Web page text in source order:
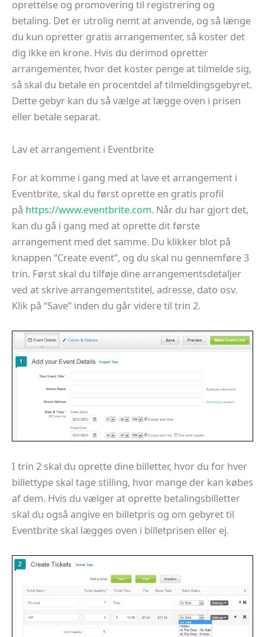
oprettelse og promovering til registrering og
betaling. Det er utrolig nemt at anvende, og så længe
du kun opretter gratis arrangementer, så koster det
dig ikke en krone. Hvis du derimod opretter
arrangementer, hvor det koster penge at tilmelde sig,
så skal du betale en procentdel af tilmeldingsgebyret.
Dette gebyr kan du så vælge at lægge oven i prisen
eller betale separat.
Lav et arrangement i Eventbrite
For at komme i gang med at lave et arrangement i
Eventbrite, skal du først oprette en gratis profil
på https://www.eventbrite.com. Når du har gjort det,
kan du gå i gang med at oprette dit første
arrangement med det samme. Du klikker blot på
knappen “Create event”, og du skal nu gennemføre 3
trin. Først skal du tilføje dine arrangementsdetaljer
ved at skrive arrangementstitel, adresse, dato osv.
Klik på “Save” inden du går videre til trin 2.
I trin 2 skal du oprette dine billetter, hvor du for hver
billettype skal tage stilling, hvor mange der kan købes
af dem. Hvis du vælger at oprette betalingsbilletter
skal du også angive en billetpris og om gebyret til
Eventbrite skal lægges oven i billetprisen eller ej.